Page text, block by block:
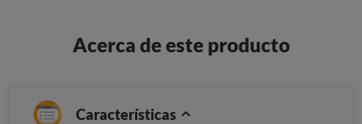
Acerca de este producto
Características